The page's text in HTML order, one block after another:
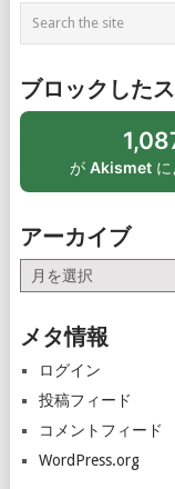
ブロックした
が Akismetに
アーカイブ
ー
イ
メタ情報
ログイン
投稿フィード
コメントフィード
WordPress.org